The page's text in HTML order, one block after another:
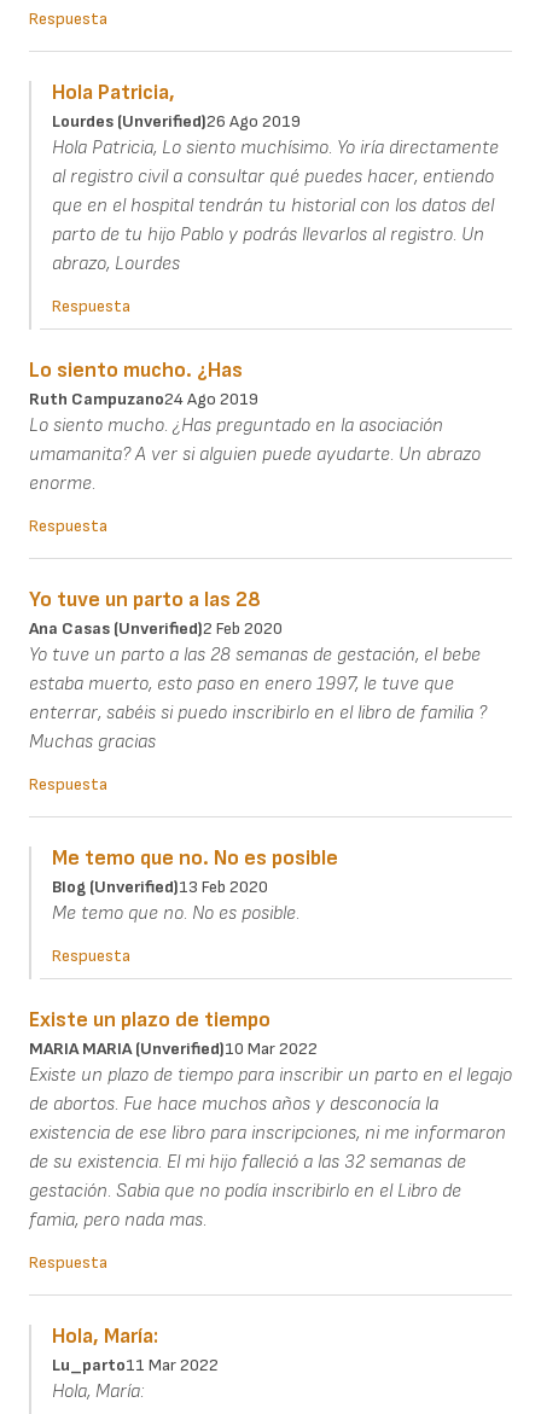
Respuesta
Hola Patricia,
Lourdes (unverified)26 Ago 2019
Hola Patricia, Lo siento muchísimo. Yo iría directamente
al registro civil a consultar qué puedes hacer, entiendo
que en el hospital tendrán tu historial con los datos del
parto de tu hijo Pablo y podrás llevarlos al registro. Un
abrazo, Lourdes
Respuesta
Lo siento mucho. ¿Has
Ruth Campuzano24 Ago 2019
Lo siento mucho. ¿Has preguntado en la asociación
umamanita? A ver si alguien puede ayudarte. Un abrazo
enorme.
Respuesta
Yo tuve un parto a las 28
Ana Casas (unverified)2 Feb 2020
Yo tuve un parto a las 28 semanas de gestación, el bebe
estaba muerto, esto paso en enero 1997, le tuve que
enterrar, sabéis si puedo inscribirlo en el libro de familia ?
Muchas gracias
Respuesta
Me temo que no. No es posible
Blog (unverified)13 Feb 2020
Me temo que no. No es posible.
Respuesta
Existe un plazo de tiempo
MARIA MARIA (unverified)10 Mar 2022
Existe un plazo de tiempo para inscribir un parto en el legajo
de abortos. Fue hace muchos años y desconocía la
existencia de ese libro para inscripciones, ni me informaron
de su existencia. El mi hijo falleció a las 32 semanas de
gestación. Sabia que no podía inscribirlo en el Libro de
famia, pero nada mas.
Respuesta
Hola, María:
Lu_parto11 Mar 2022
Hola, María: